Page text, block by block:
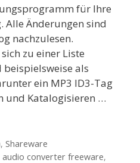
für Ihre
Alle Änderungen sind
nachzulesen.
zu einer Liste
als
ein MP3 ID3-Tag
und Katalogisieren …
, Shareware
audio converter freeware,